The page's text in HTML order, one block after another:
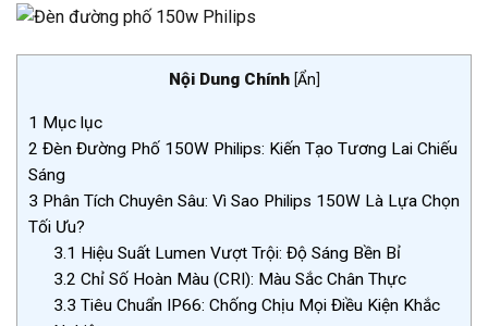
Nội Dung Chính [Ẩn]
1 Mục lục
2 Đèn Đường Phố 150W Philips: Kiến Tạo Tương Lai Chiếu
Sáng
3 Phân Tích Chuyên Sâu: Vì Sao Philips 150W Là Lựa Chọn
Tối Ưu?
3.1 Hiệu Suất Lumen Vượt Trội: Độ Sáng Bền Bỉ
3.2 Chỉ Số Hoàn Màu (CRI): Màu Sắc Chân Thực
3.3 Tiêu Chuẩn IP66: Chống Chịu Mọi Điều Kiện Khắc